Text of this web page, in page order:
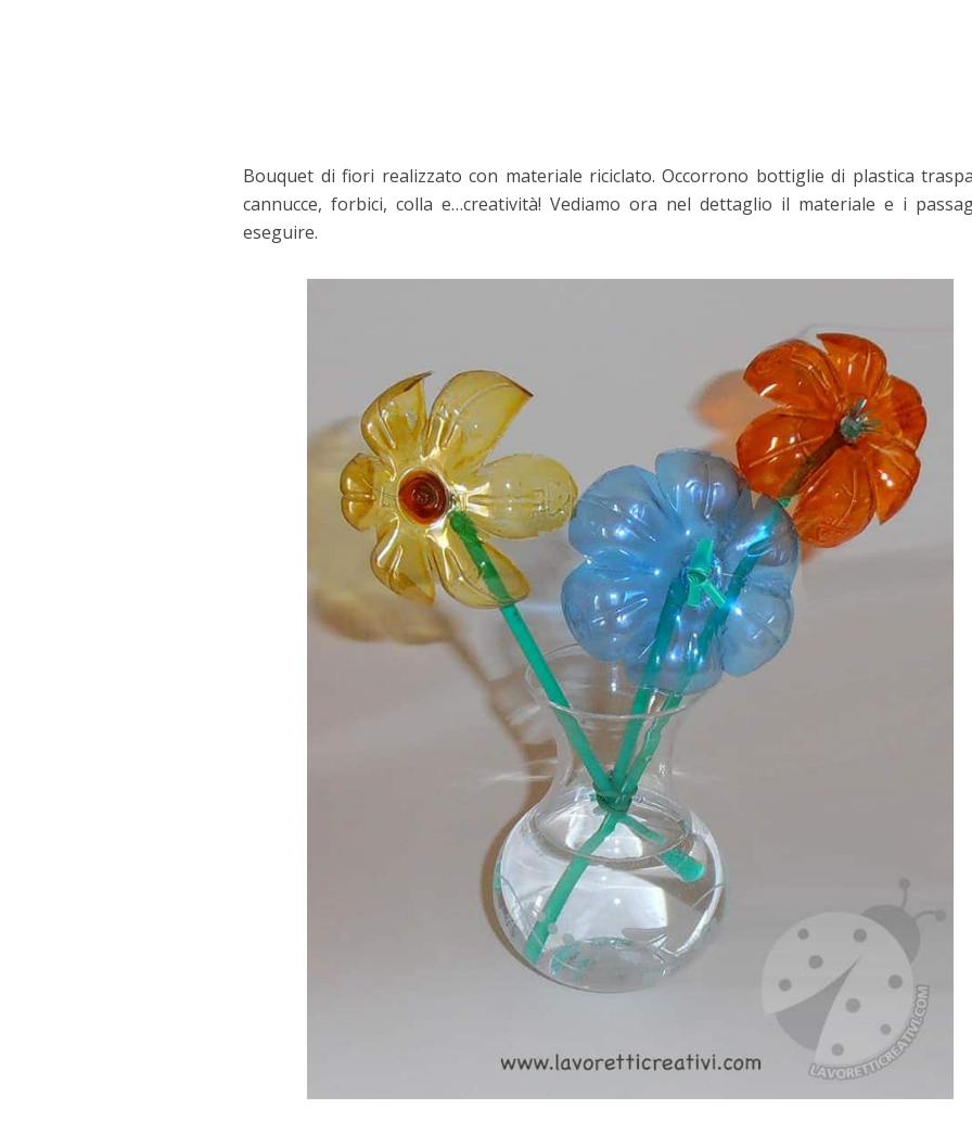
Bouquet di fiori realizzato con materiale riciclato. Occorrono bottiglie di plastica
cannucce, forbici, colla e…creatività! Vediamo ora nel dettaglio il materiale e i
eseguire.